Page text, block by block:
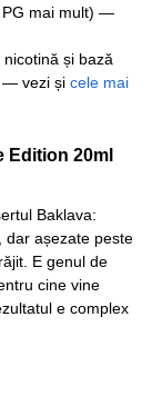
PG mai mult) —
și bază
— vezi și cele mai
Edition 20ml
Baklava:
dar așezate peste
E genul de
cine vine
e complex